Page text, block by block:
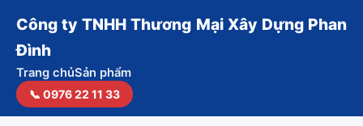
Công ty TNHH Thương Mại Xây Dựng Phan
Đình
Trang chủSản phẩm
📞 0976 22 11 33